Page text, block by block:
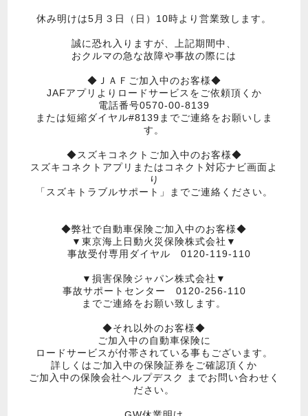
休み明けは5月３日（日）10時より営業致します。
誠に恐れ入りますが、上記期間中、
おクルマの急な故障や事故の際には
◆ＪＡＦご加入中のお客様◆
JAFアプリよりロードサービスをご依頼頂くか
電話番号0570‐00‐8139
または短縮ダイヤル#8139までご連絡をお願いしま
す。
◆スズキコネクトご加入中のお客様◆
スズキコネクトアプリまたはコネクト対応ナビ画面よ
り
「スズキトラブルサポート」までご連絡ください。
◆弊社で自動車保険ご加入中のお客様◆
▼東京海上日動火災保険株式会社▼
事故受付専用ダイヤル 0120-119-110
▼損害保険ジャパン株式会社▼
事故サポートセンター 0120-256-110
までご連絡をお願い致します。
◆それ以外のお客様◆
ご加入中の自動車保険に
ロードサービスが付帯されている事もございます。
詳しくはご加入中の保険証券をご確認頂くか
ご加入中の保険会社ヘルプデスク までお問い合わせく
ださい。